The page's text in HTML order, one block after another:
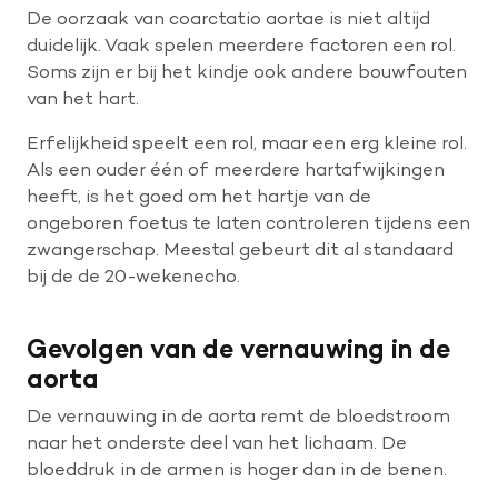
De oorzaak van coarctatio aortae is niet altijd
duidelijk. Vaak spelen meerdere factoren een rol.
Soms zijn er bij het kindje ook andere bouwfouten
van het hart.
Erfelijkheid speelt een rol, maar een erg kleine rol.
Als een ouder één of meerdere hartafwijkingen
heeft, is het goed om het hartje van de
ongeboren foetus te laten controleren tijdens een
zwangerschap. Meestal gebeurt dit al standaard
bij de de 20-wekenecho.
Gevolgen van de vernauwing in de
aorta
De vernauwing in de aorta remt de bloedstroom
naar het onderste deel van het lichaam. De
bloeddruk in de armen is hoger dan in de benen.